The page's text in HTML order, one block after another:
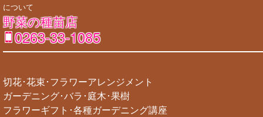
について
野菜の種苗店
0263-33-1085
切花･花束･フラワーアレンジメント
ガーデニング･バラ･庭木･果樹
フラワーギフト･各種ガーデニング講座